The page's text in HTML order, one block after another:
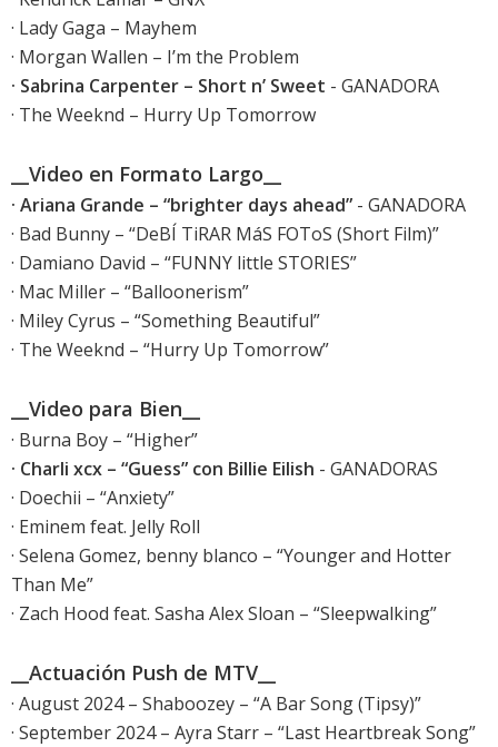
· Lady Gaga – Mayhem
· Morgan Wallen – I’m the Problem
· Sabrina Carpenter – Short n’ Sweet - GANADORA
· The Weeknd – Hurry Up Tomorrow
__Video en Formato Largo__
· Ariana Grande – “brighter days ahead” - GANADORA
· Bad Bunny – “DeBÍ TiRAR MáS FOToS (Short Film)”
· Damiano David – “FUNNY little STORIES”
· Mac Miller – “Balloonerism”
· Miley Cyrus – “Something Beautiful”
· The Weeknd – “Hurry Up Tomorrow”
__Video para Bien__
· Burna Boy – “Higher”
· Charli xcx – “Guess” con Billie Eilish - GANADORAS
· Doechii – “Anxiety”
· Eminem feat. Jelly Roll
· Selena Gomez, benny blanco – “Younger and Hotter
Than Me”
· Zach Hood feat. Sasha Alex Sloan – “Sleepwalking”
__Actuación Push de MTV__
· August 2024 – Shaboozey – “A Bar Song (Tipsy)”
· September 2024 – Ayra Starr – “Last Heartbreak Song”